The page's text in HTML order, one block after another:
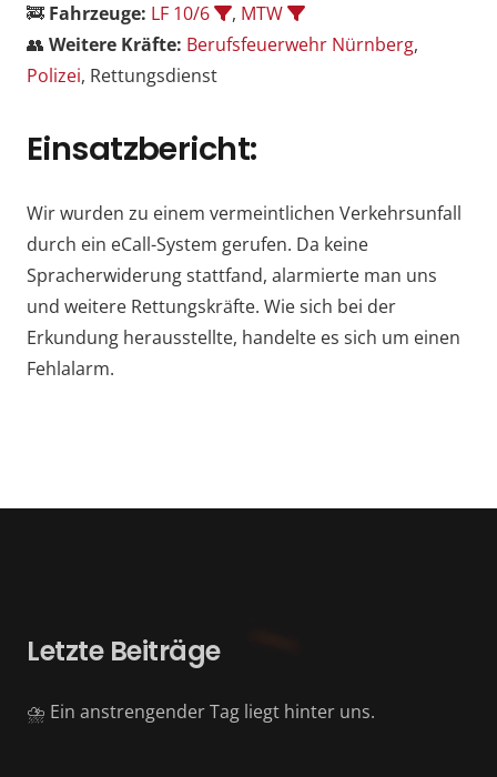
🚒 Fahrzeuge: LF 10/6 , MTW
👥 Weitere Kräfte: Berufsfeuerwehr Nürnberg,
Polizei, Rettungsdienst
Einsatzbericht:
Wir wurden zu einem vermeintlichen Verkehrsunfall
durch ein eCall-System gerufen. Da keine
Spracherwiderung stattfand, alarmierte man uns
und weitere Rettungskräfte. Wie sich bei der
Erkundung herausstellte, handelte es sich um einen
Fehlalarm.
Letzte Beiträge
⛈️ Ein anstrengender Tag liegt hinter uns.